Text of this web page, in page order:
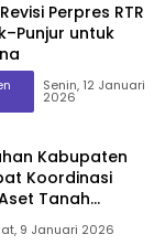
Perpres RTR
untuk
Senin, 12 Januari
2026
Kabupaten
Koordinasi
Tanah
9 Januari 2026